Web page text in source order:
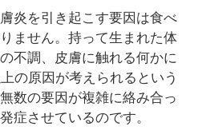
炎を引き起こす要因は食べ
ません。持って生まれた体
不調、皮膚に触れる何かに
の原因が考えられるという
数の要因が複雑に絡み合っ
症させているのです。